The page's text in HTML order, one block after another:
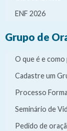
ENF 2026
Grupo de
O que é e como
Cadastre um
Processo
Seminário de
Pedido de